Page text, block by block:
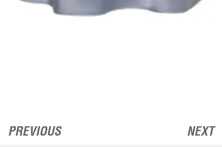
PREVIOUS NEXT